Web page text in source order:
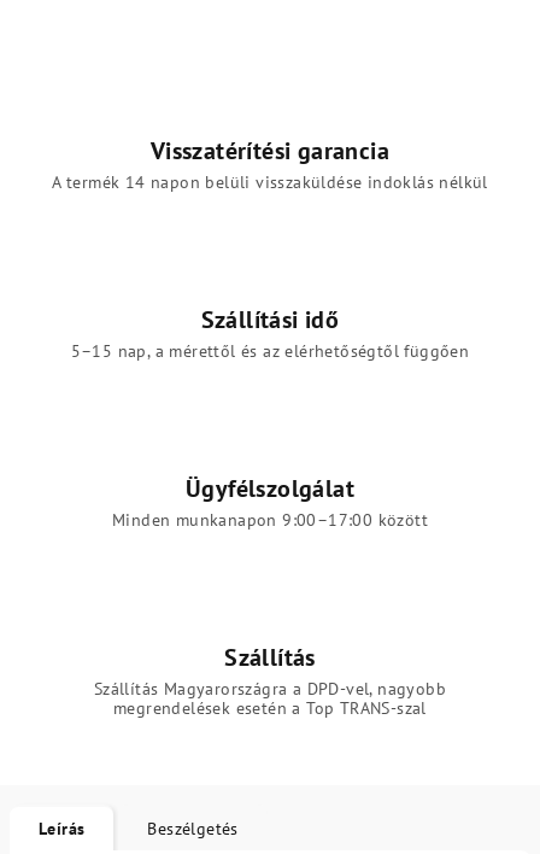
Visszatérítési garancia
A termék 14 napon belüli visszaküldése indoklás nélkül
Szállítási idő
5–15 nap, a mérettől és az elérhetőségtől függően
Ügyfélszolgálat
Minden munkanapon 9:00–17:00 között
Szállítás
Szállítás Magyarországra a DPD-vel, nagyobb
megrendelések esetén a Top TRANS-szal
Leírás Beszélgetés